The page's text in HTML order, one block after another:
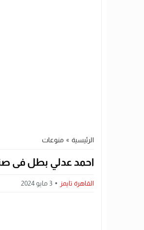
الرئيسية » منوعات
احمد عدلي بطل فى
القاهرة تايمز 3 مايو 2024